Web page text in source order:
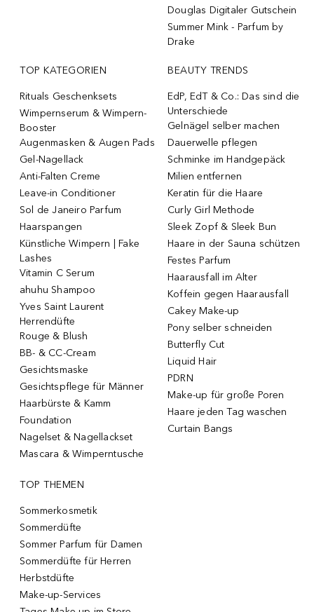
Douglas Digitaler Gutschein
Summer Mink - Parfum by
Drake
TOP KATEGORIEN
Rituals Geschenksets
Wimpernserum & Wimpern-
Booster
Augenmasken & Augen Pads
Gel-Nagellack
Anti-Falten Creme
Leave-in Conditioner
Sol de Janeiro Parfum
Haarspangen
Künstliche Wimpern | Fake
Lashes
Vitamin C Serum
ahuhu Shampoo
Yves Saint Laurent
Herrendüfte
Rouge & Blush
BB- & CC-Cream
Gesichtsmaske
Gesichtspflege für Männer
Haarbürste & Kamm
Foundation
Nagelset & Nagellackset
Mascara & Wimperntusche
BEAUTY TRENDS
EdP, EdT & Co.: Das sind die
Unterschiede
Gelnägel selber machen
Dauerwelle pflegen
Schminke im Handgepäck
Milien entfernen
Keratin für die Haare
Curly Girl Methode
Sleek Zopf & Sleek Bun
Haare in der Sauna schützen
Festes Parfum
Haarausfall im Alter
Koffein gegen Haarausfall
Cakey Make-up
Pony selber schneiden
Butterfly Cut
Liquid Hair
PDRN
Make-up für große Poren
Haare jeden Tag waschen
Curtain Bangs
TOP THEMEN
Sommerkosmetik
Sommerdüfte
Sommer Parfum für Damen
Sommerdüfte für Herren
Herbstdüfte
Make-up-Services